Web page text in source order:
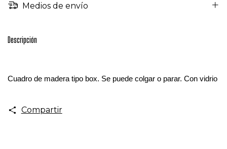
Medios de envío
Descripción
Cuadro de madera tipo box. Se puede colgar o parar. Con vidrio
Compartir